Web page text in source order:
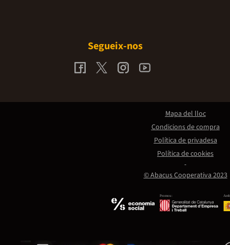
Segueix-nos
Promou:
© Abacus Cooperativa 2023
Mapa del lloc
Condicions de compra
Política de privadesa
Política de cookies